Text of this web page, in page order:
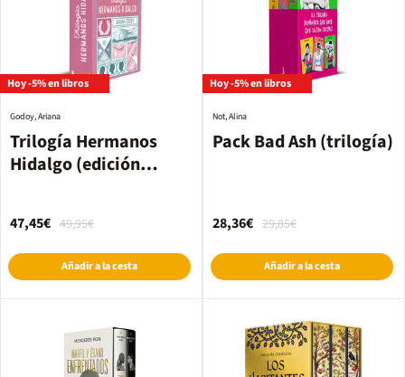
Hoy -5% en libros
Trilogía Hermanos
Hidalgo (edición
Godoy, Ariana
49,95€
47,45€
Añadir a la cesta
Hoy -5% en libros
Pack Bad Ash (trilogía)
Not, Alina
29,85€
28,36€
Añadir a la cesta